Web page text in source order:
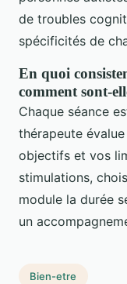
de troubles
spécificités de
En quoi
comment sont-
Chaque séance
thérapeute
objectifs et vos
stimulations,
module la durée
un
Bien-etre